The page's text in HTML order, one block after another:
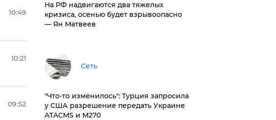
10:49
10:21
09:52
На РФ надвигаются два тяжелых
кризиса, осенью будет взрывоопасно
— Ян Матвеев
Сеть
​"Что-то изменилось": Турция запросила
у США разрешение передать Украине
ATACMS и M270